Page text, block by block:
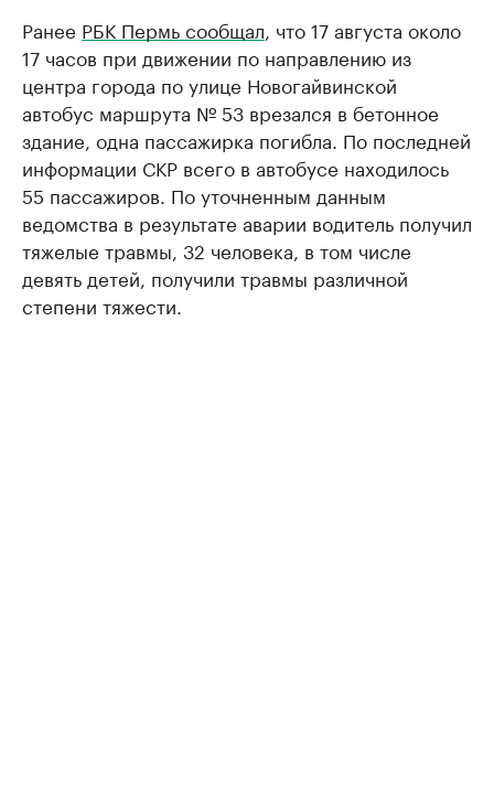
Ранее РБК Пермь сообщал , что 17 августа около
17 часов при движении по направлению из
центра города по улице Новогайвинской
автобус маршрута № 53 врезался в бетонное
здание, одна пассажирка погибла. По последней
информации СКР всего в автобусе находилось
55 пассажиров. По уточненным данным
ведомства в результате аварии водитель получил
тяжелые травмы, 32 человека, в том числе
девять детей, получили травмы различной
степени тяжести.